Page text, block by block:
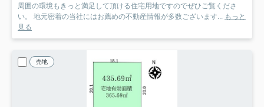
周囲の環境もきっと満足して頂ける住宅用地ですのでぜひご覧くださ
い。 地元密着の当社にはお薦めの不動産情報が多数ございます... もっと
見る
売地